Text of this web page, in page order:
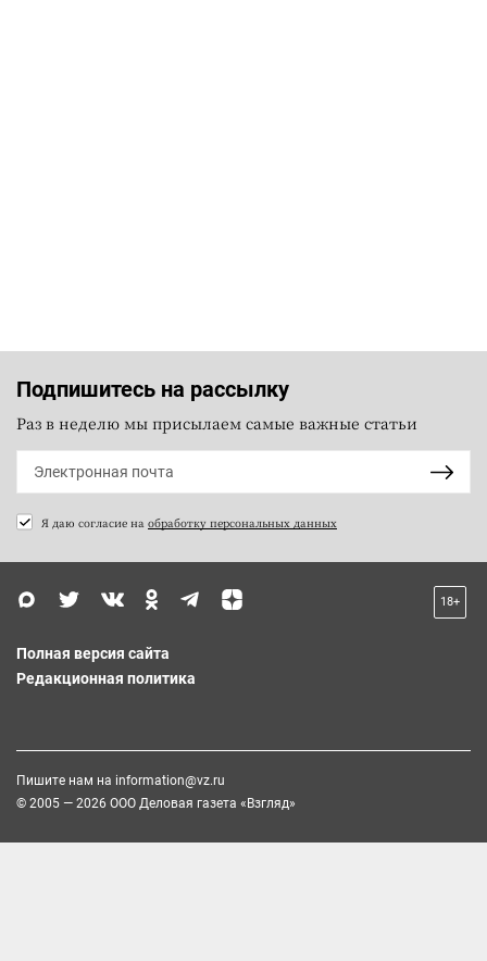
Подпишитесь на рассылку
Раз в неделю мы присылаем самые важные статьи
Я даю согласие на обработку персональных данных
18+
Полная версия сайта
Редакционная политика
Пишите нам на information@vz.ru
© 2005 — 2026 ООО Деловая газета «Взгляд»